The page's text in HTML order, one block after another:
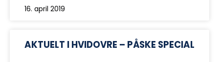
16. april 2019
AKTUELT I HVIDOVRE – PÅSKE SPECIAL